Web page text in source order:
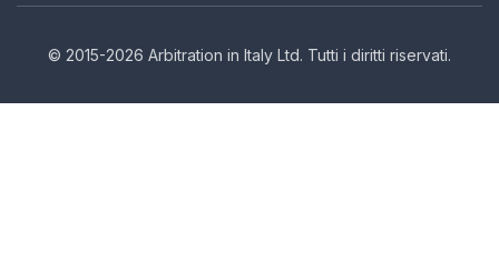
© 2015-2026 Arbitration in Italy Ltd. Tutti i diritti riservati.